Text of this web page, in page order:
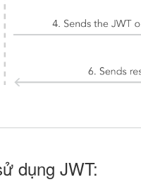
dụng JWT: